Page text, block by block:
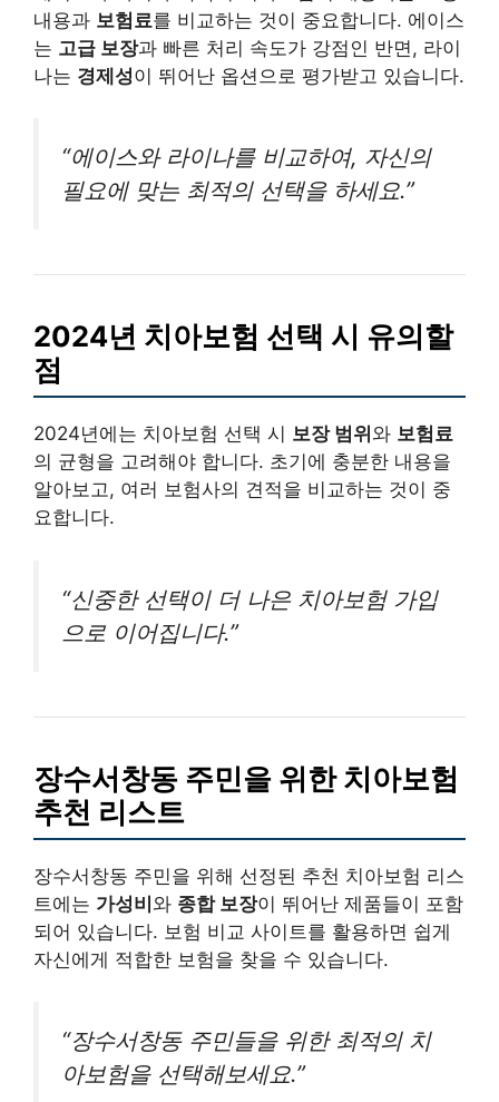
내용과 보험료를 비교하는 것이 중요합니다. 에이스
는 고급 보장과 빠른 처리 속도가 강점인 반면, 라이
나는 경제성이 뛰어난 옵션으로 평가받고 있습니다.
“에이스와 라이나를 비교하여, 자신의
필요에 맞는 최적의 선택을 하세요.”
2024년 치아보험 선택 시 유의할
점
2024년에는 치아보험 선택 시 보장 범위 와 보험료
의 균형을 고려해야 합니다. 초기에 충분한 내용을
알아보고, 여러 보험사의 견적을 비교하는 것이 중
요합니다.
“신중한 선택이 더 나은 치아보험 가입
으로 이어집니다.”
장수서창동 주민을 위한 치아보험
추천 리스트
장수서창동 주민을 위해 선정된 추천 치아보험 리스
트에는 가성비와 종합 보장이 뛰어난 제품들이 포함
되어 있습니다. 보험 비교 사이트를 활용하면 쉽게
자신에게 적합한 보험을 찾을 수 있습니다.
“장수서창동 주민들을 위한 최적의 치
아보험을 선택해보세요.”